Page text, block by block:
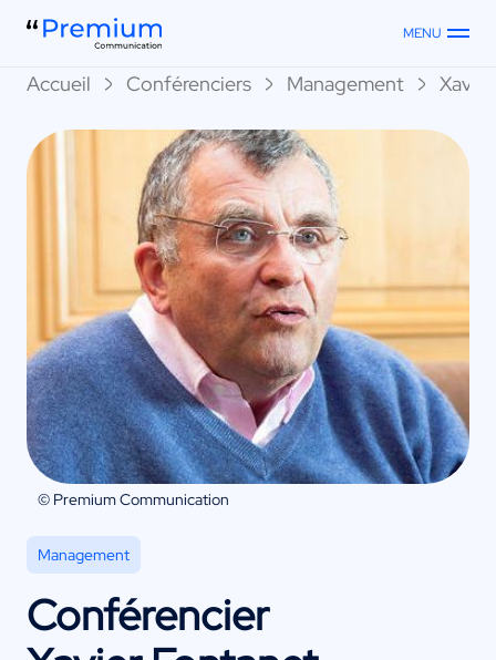
MENU
Accueil Conférenciers Management
© Premium Communication
Management
Conférencier